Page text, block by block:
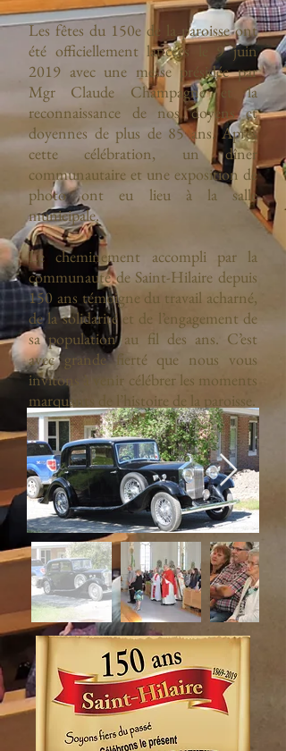
Les fêtes du 150e de la paroisse ont
été officiellement lancées le 9 juin
2019 avec une messe présidée par
Mgr Claude Champagne et la
reconnaissance de nos doyens et
doyennes de plus de 85 ans. Après
cette célébration, un dîner
communautaire et une exposition de
photo ont eu lieu à la salle
municipale.
Le cheminement accompli par la
communauté de Saint-Hilaire depuis
150 ans témoigne du travail acharné,
de la solidarité et de l’engagement de
sa population au fil des ans. C’est
avec grande fierté que nous vous
invitons à venir célébrer les moments
marquants de l’histoire de la paroisse.